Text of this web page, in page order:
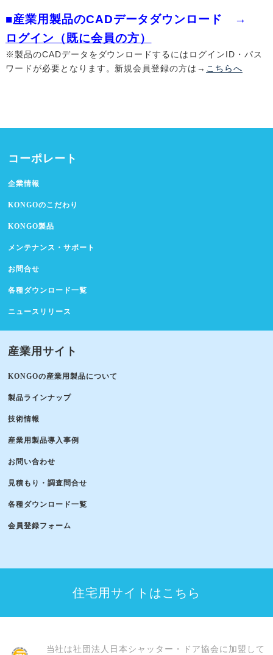
■産業用製品のCADデータダウンロード →
ログイン（既に会員の方）
※製品のCADデータをダウンロードするにはログインID・パス
ワードが必要となります。新規会員登録の方は→ こちらへ
コーポレート
企業情報
KONGOのこだわり
KONGO製品
メンテナンス・サポート
お問合せ
各種ダウンロード一覧
ニュースリリース
産業用サイト
KONGOの産業用製品について
製品ラインナップ
技術情報
産業用製品導入事例
お問い合わせ
見積もり・調査問合せ
各種ダウンロード一覧
会員登録フォーム
住宅用サイトはこちら
当社は社団法人日本シャッター・ドア協会に加盟して